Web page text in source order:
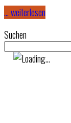
… weiterlesen
Suchen